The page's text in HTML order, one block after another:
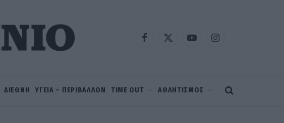
Facebook
X
YouTubeInstagram
ΔΙΕΘΝΗ ΥΓΕΙΑ – ΠΕΡΙΒΑΛΛΟΝ TIME OUT ΑΘΛΗΤΙΣΜΟΣ